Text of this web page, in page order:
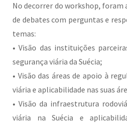
No decorrer do workshop, foram
de debates com perguntas e
temas:
• Visão das instituições
segurança viária da Suécia;
• Visão das áreas de apoio à
viária e aplicabilidade nas suas
• Visão da infraestrutura
viária na Suécia e